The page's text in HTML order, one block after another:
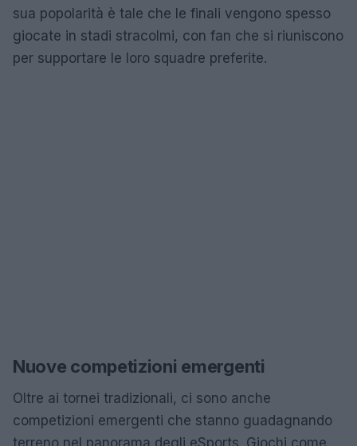
sua popolarità è tale che le finali vengono spesso
giocate in stadi stracolmi, con fan che si riuniscono
per supportare le loro squadre preferite.
Nuove competizioni emergenti
Oltre ai tornei tradizionali, ci sono anche
competizioni emergenti che stanno guadagnando
terreno nel panorama degli eSports. Giochi come